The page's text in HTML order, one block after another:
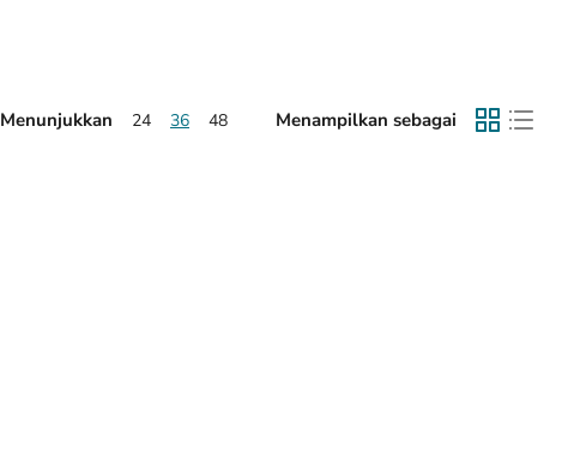
Menunjukkan 24 36 48 Menampilkan sebagai